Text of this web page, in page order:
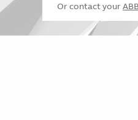
Or contact your